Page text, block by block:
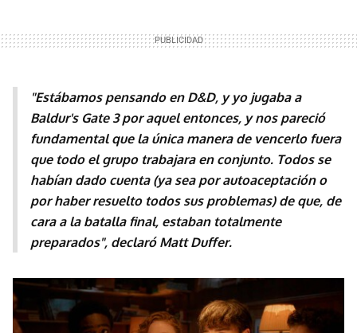
"Estábamos pensando en D&D, y yo jugaba a
Baldur's Gate 3 por aquel entonces, y nos pareció
fundamental que la única manera de vencerlo fuera
que todo el grupo trabajara en conjunto. Todos se
habían dado cuenta (ya sea por autoaceptación o
por haber resuelto todos sus problemas) de que, de
cara a la batalla final, estaban totalmente
preparados", declaró Matt Duffer.